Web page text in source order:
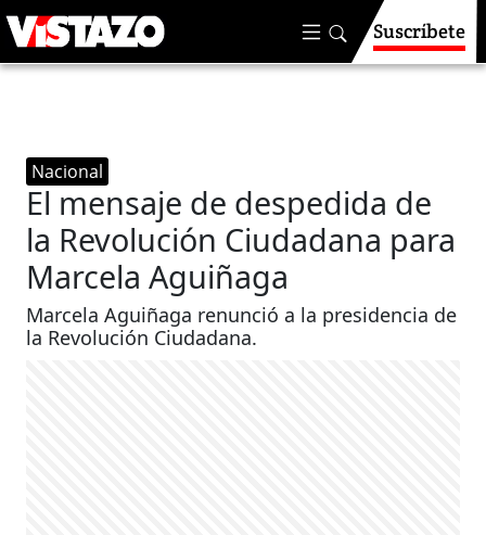
Suscríbete
Nacional
El mensaje de despedida de
la Revolución Ciudadana para
Marcela Aguiñaga
Marcela Aguiñaga renunció a la presidencia de
la Revolución Ciudadana.